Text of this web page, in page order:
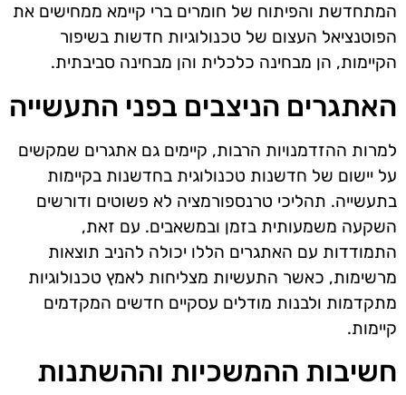
המתחדשת והפיתוח של חומרים ברי קיימא ממחישים את
הפוטנציאל העצום של טכנולוגיות חדשות בשיפור
הקיימות, הן מבחינה כלכלית והן מבחינה סביבתית.
האתגרים הניצבים בפני התעשייה
למרות ההזדמנויות הרבות, קיימים גם אתגרים שמקשים
על יישום של חדשנות טכנולוגית בחדשנות בקיימות
בתעשייה. תהליכי טרנספורמציה לא פשוטים ודורשים
השקעה משמעותית בזמן ובמשאבים. עם זאת,
התמודדות עם האתגרים הללו יכולה להניב תוצאות
מרשימות, כאשר התעשיות מצליחות לאמץ טכנולוגיות
מתקדמות ולבנות מודלים עסקיים חדשים המקדמים
קיימות.
חשיבות ההמשכיות וההשתנות